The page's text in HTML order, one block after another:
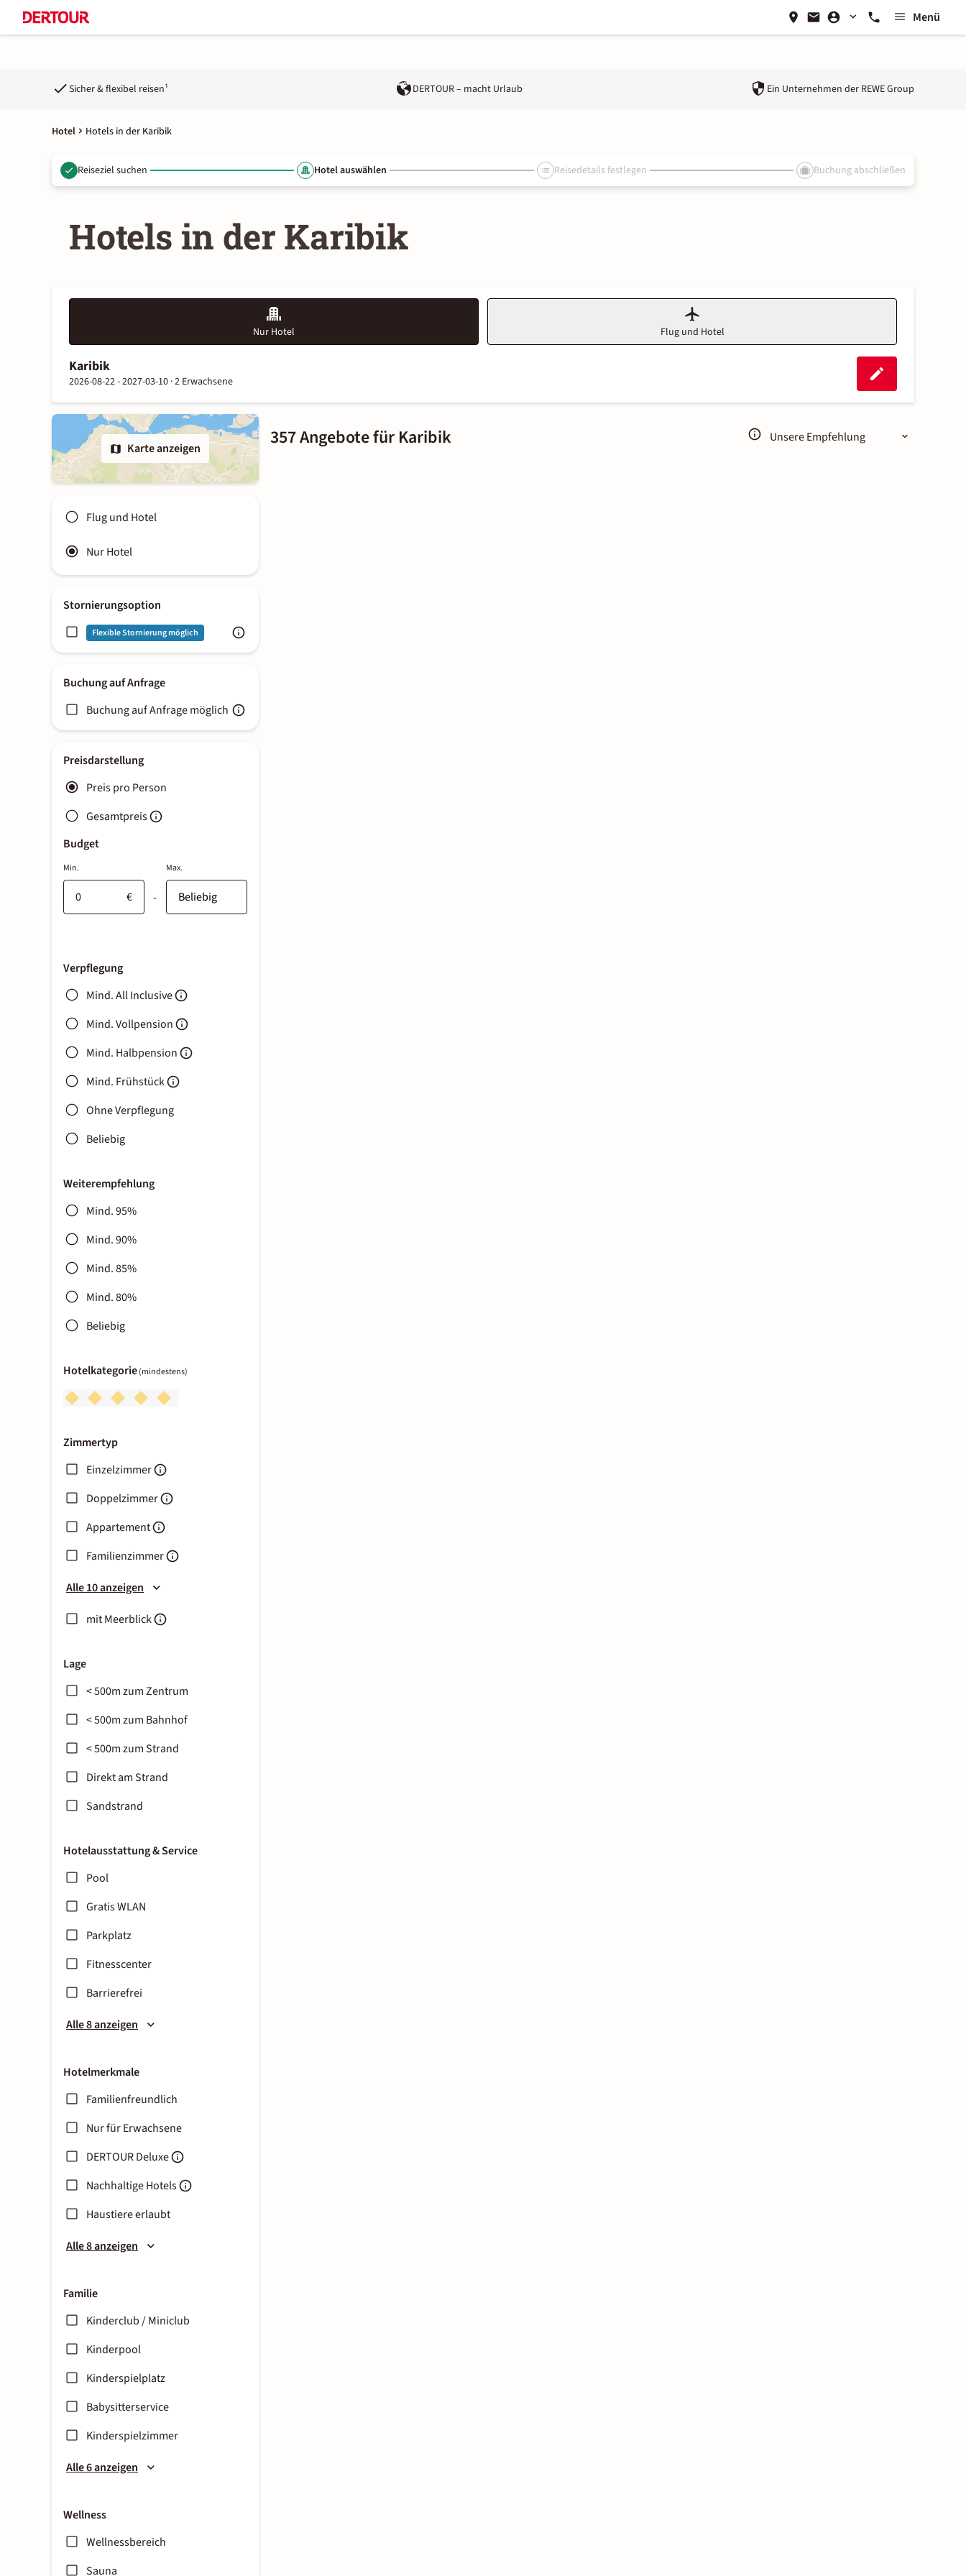
Menü
Sicher & flexibel reisen¹ DERTOUR – macht Urlaub Ein Unternehmen der REWE Group
Hotel Hotels in der Karibik
Reiseziel suchen Hotel auswählen Reisedetails festlegen Buchung abschließen
Hotels in der Karibik
Nur Hotel Flug und Hotel
Karibik
2026-08-22 - 2027-03-10 ·2 Erwachsene
Karte anzeigen
Flug und Hotel
Nur Hotel
Stornierungsoption
Flexible Stornierung möglich
Buchung auf Anfrage
Buchung auf Anfrage möglich
Preisdarstellung
Preis pro Person
Gesamtpreis
Budget
Min.
€ -
Max.
Verpflegung
Mind. All Inclusive
Mind. Vollpension
Mind. Halbpension
Mind. Frühstück
Ohne Verpflegung
Beliebig
Weiterempfehlung
Mind. 95%
Mind. 90%
Mind. 85%
Mind. 80%
Beliebig
Hotelkategorie(mindestens)
Zimmertyp
Einzelzimmer
Doppelzimmer
Appartement
Familienzimmer
Alle 10 anzeigen
mit Meerblick
Lage
< 500m zum Zentrum
< 500m zum Bahnhof
< 500m zum Strand
Direkt am Strand
Sandstrand
Hotelausstattung & Service
Pool
Gratis WLAN
Parkplatz
Fitnesscenter
Barrierefrei
Alle 8 anzeigen
Hotelmerkmale
Familienfreundlich
Nur für Erwachsene
DERTOUR Deluxe
Nachhaltige Hotels
Haustiere erlaubt
Alle 8 anzeigen
Familie
Kinderclub / Miniclub
Kinderpool
Kinderspielplatz
Babysitterservice
Kinderspielzimmer
Alle 6 anzeigen
Wellness
Wellnessbereich
Sauna
357 Angebote für Karibik